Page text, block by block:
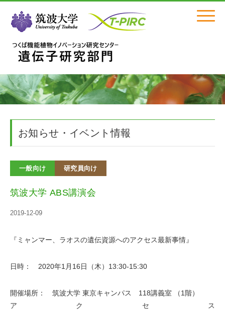
Click
お知らせ・イベント情報
一般向け 研究員向け
筑波大学 ABS講演会
2019-12-09
『ミャンマー、ラオスの遺伝資源へのアクセス最新事情』
日時： 2020年1月16日（木）13:30-15:30
開催場所： 筑波大学 東京キャンパス 118講義室 （1階）
アクセス